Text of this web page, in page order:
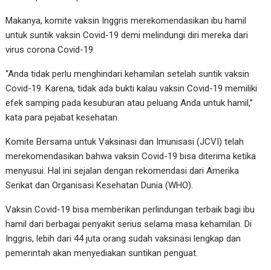
Makanya, komite vaksin Inggris merekomendasikan ibu hamil
untuk suntik vaksin Covid-19 demi melindungi diri mereka dari
virus corona Covid-19.
“Anda tidak perlu menghindari kehamilan setelah suntik vaksin
Covid-19. Karena, tidak ada bukti kalau vaksin Covid-19 memiliki
efek samping pada kesuburan atau peluang Anda untuk hamil,”
kata para pejabat kesehatan.
Komite Bersama untuk Vaksinasi dan Imunisasi (JCVI) telah
merekomendasikan bahwa vaksin Covid-19 bisa diterima ketika
menyusui. Hal ini sejalan dengan rekomendasi dari Amerika
Serikat dan Organisasi Kesehatan Dunia (WHO).
Vaksin Covid-19 bisa memberikan perlindungan terbaik bagi ibu
hamil dari berbagai penyakit serius selama masa kehamilan. Di
Inggris, lebih dari 44 juta orang sudah vaksinasi lengkap dan
pemerintah akan menyediakan suntikan penguat.